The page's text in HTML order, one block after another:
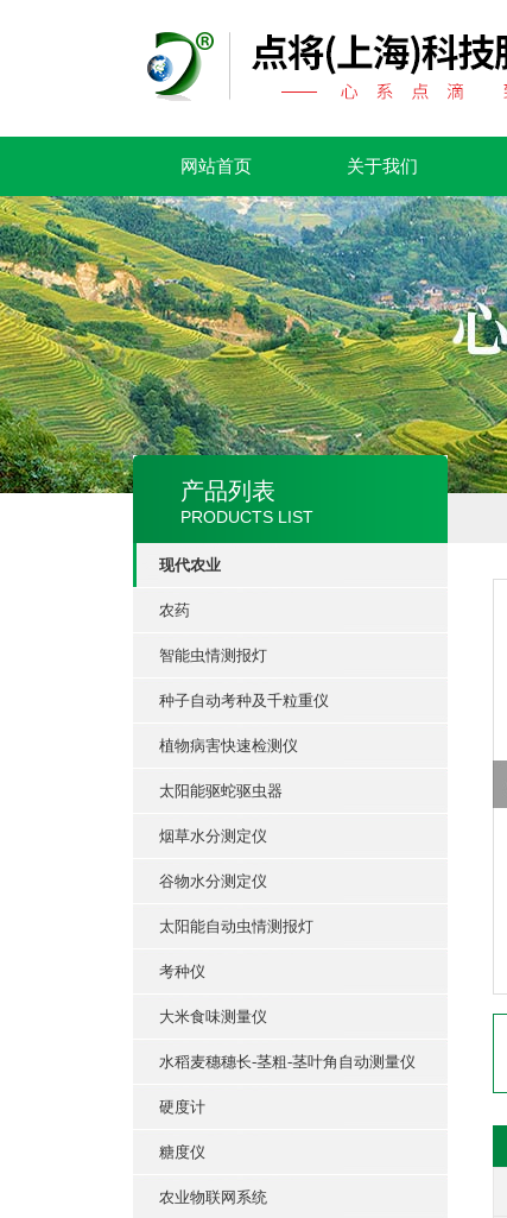
网站首页 关于我们
产品列表
PRODUCTS LIST
现代农业
农药
智能虫情测报灯
种子自动考种及千粒重仪
植物病害快速检测仪
太阳能驱蛇驱虫器
烟草水分测定仪
谷物水分测定仪
太阳能自动虫情测报灯
考种仪
大米食味测量仪
水稻麦穗穗长-茎粗-茎叶角自动测量仪
硬度计
糖度仪
农业物联网系统